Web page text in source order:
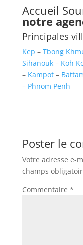
Accueil
notre
Principales
Kep – Tbong
Sihanouk– Koh
– Kampot–
– Phnom Penh
Poster le
Votre adresse e-
champs
Commentaire *